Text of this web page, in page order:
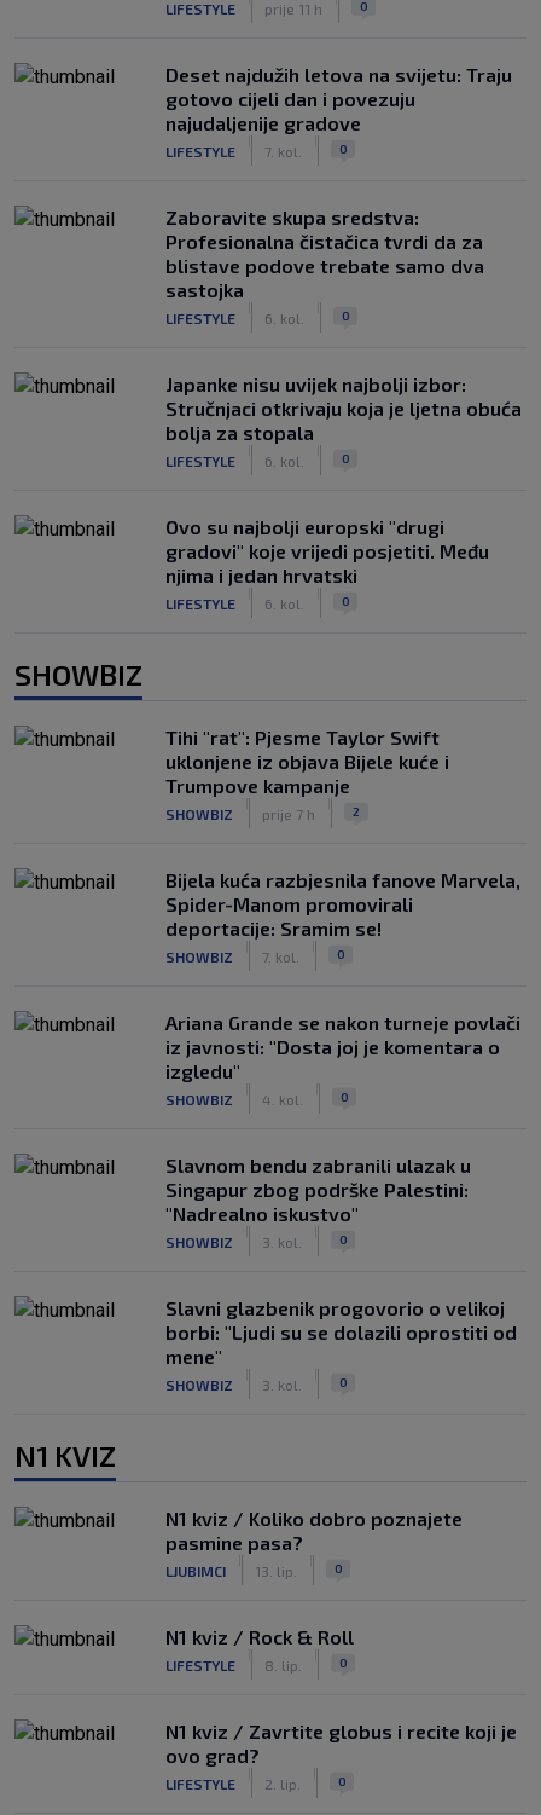
LIFESTYLE prije 11 h 0
Deset najdužih letova na svijetu: Traju
gotovo cijeli dan i povezuju
najudaljenije gradove
LIFESTYLE 7. kol. 0
Zaboravite skupa sredstva:
Profesionalna čistačica tvrdi da za
blistave podove trebate samo dva
sastojka
LIFESTYLE 6. kol. 0
Japanke nisu uvijek najbolji izbor:
Stručnjaci otkrivaju koja je ljetna obuća
bolja za stopala
LIFESTYLE 6. kol. 0
Ovo su najbolji europski "drugi
gradovi" koje vrijedi posjetiti. Među
njima i jedan hrvatski
LIFESTYLE 6. kol. 0
SHOWBIZ
Tihi "rat": Pjesme Taylor Swift
uklonjene iz objava Bijele kuće i
Trumpove kampanje
SHOWBIZ prije 7 h 2
Bijela kuća razbjesnila fanove Marvela,
Spider-Manom promovirali
deportacije: Sramim se!
SHOWBIZ 7. kol. 0
Ariana Grande se nakon turneje povlači
iz javnosti: "Dosta joj je komentara o
izgledu"
SHOWBIZ 4. kol. 0
Slavnom bendu zabranili ulazak u
Singapur zbog podrške Palestini:
"Nadrealno iskustvo"
SHOWBIZ 3. kol. 0
Slavni glazbenik progovorio o velikoj
borbi: "Ljudi su se dolazili oprostiti od
mene"
SHOWBIZ 3. kol. 0
N1 KVIZ
N1 kviz / Koliko dobro poznajete
pasmine pasa?
LJUBIMCI 13. lip. 0
N1 kviz / Rock & Roll
LIFESTYLE 8. lip. 0
N1 kviz / Zavrtite globus i recite koji je
ovo grad?
LIFESTYLE 2. lip. 0